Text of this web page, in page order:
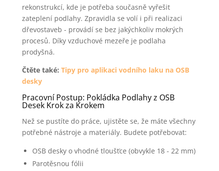
rekonstrukcí, kde je potřeba současně vyřešit
zateplení podlahy. Zpravidla se volí i při realizaci
dřevostaveb - provádí se bez jakýchkoliv mokrých
procesů. Díky vzduchové mezeře je podlaha
prodyšná.
Čtěte také: Tipy pro aplikaci vodního laku na OSB
desky
Pracovní Postup: Pokládka Podlahy z OSB
Desek Krok za Krokem
Než se pustíte do práce, ujistěte se, že máte všechny
potřebné nástroje a materiály. Budete potřebovat:
OSB desky o vhodné tloušťce (obvykle 18 - 22 mm)
Parotěsnou fólii